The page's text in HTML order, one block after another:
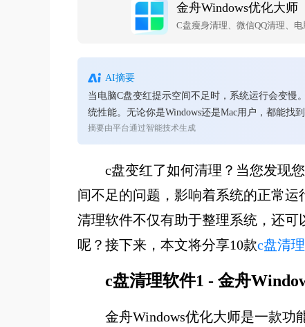
金舟Windows优化大师
AI摘要
当电脑C盘变红提示空间不足时，系统运行会变慢
统性能。无论你是Windows还是Mac用户，都能找
摘要由平台通过智能技术生成
c盘变红了如何清理？当您发现
间不足的问题，影响着系统的正常
清理软件不仅有助于整理系统，还
呢？接下来，本文将分享10款c盘清
c盘清理软件1 - 金舟
金舟Windows优化大师是一款